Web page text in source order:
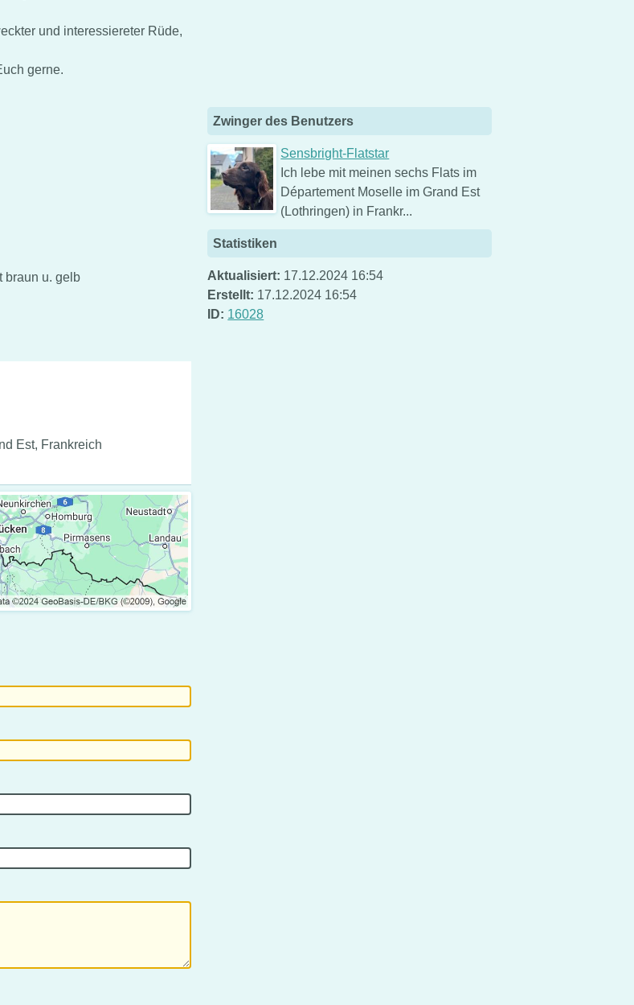
und interessiereter Rüde,
gerne.
braun u. gelb
Est, Frankreich
Zwinger des Benutzers
Sensbright-Flatstar
Ich lebe mit meinen sechs Flats im
Département Moselle im Grand Est
(Lothringen) in Frankr...
Statistiken
Aktualisiert: 17.12.2024 16:54
Erstellt: 17.12.2024 16:54
ID: 16028